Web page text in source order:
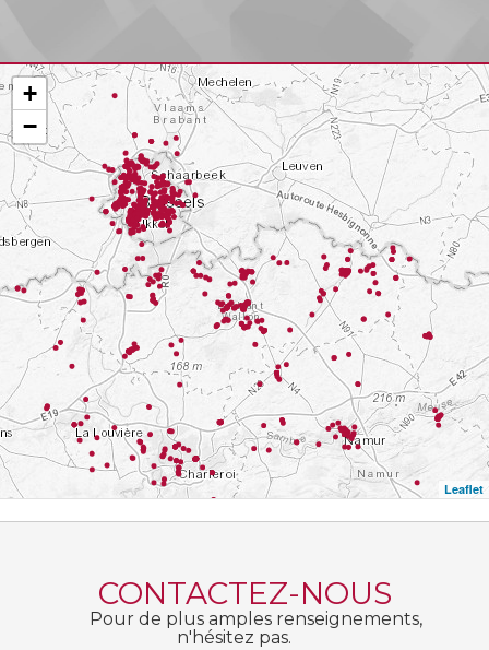
+
−
Leaflet
CONTACTEZ-NOUS
Pour de plus amples renseignements,
n'hésitez pas.